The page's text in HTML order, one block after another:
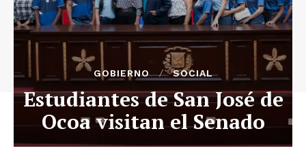
GOBIERNO SOCIAL
Estudiantes de San José de
Ocoa visitan el Senado